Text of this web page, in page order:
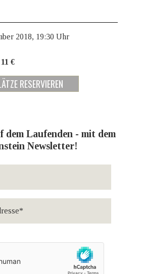
2018, 19:30 Uhr
11 €
RESERVIEREN
dem Laufenden - mit dem
Newsletter!